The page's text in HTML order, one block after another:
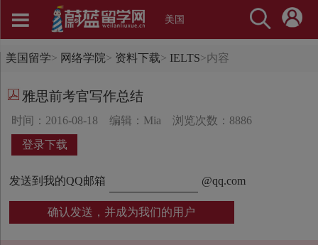
美国
美国留学> 网络学院> 资料下载> IELTS>内容
雅思前考官写作总结
时间：2016-08-18 编辑：Mia
浏览次数：8886
登录下载
发送到我的QQ邮箱 @qq.com
确认发送，并成为我们的用户